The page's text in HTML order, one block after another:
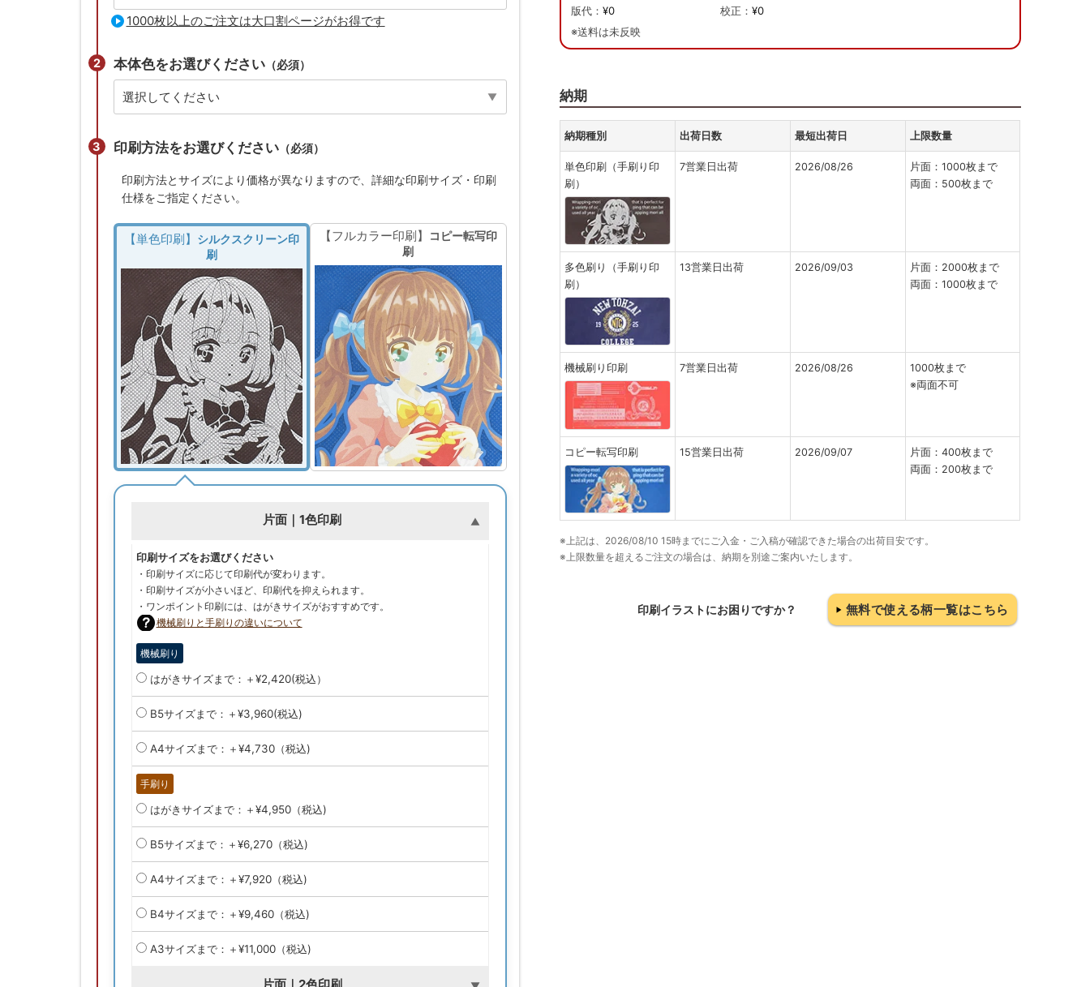
1000枚以上のご注文は大口割ページがお得です
本体色をお選びください（必須）
印刷方法をお選びください（必須）
印刷方法とサイズにより価格が異なりますので、詳細な印刷サイズ・印刷
仕様をご指定ください。
【単色印刷】
シルクスクリーン印
刷
【フルカラー印刷】
コピー転写印
刷
片面｜1色印刷
印刷サイズをお選びください
・印刷サイズに応じて印刷代が変わります。
・印刷サイズが小さいほど、印刷代を抑えられます。
・ワンポイント印刷には、はがきサイズがおすすめです。
機械刷りと手刷りの違いについて
機械刷り
はがきサイズまで：＋¥2,420(税込）
B5サイズまで：＋¥3,960(税込)
A4サイズまで：＋¥4,730（税込)
手刷り
はがきサイズまで：＋¥4,950（税込)
B5サイズまで：＋¥6,270（税込)
A4サイズまで：＋¥7,920（税込)
B4サイズまで：＋¥9,460（税込)
A3サイズまで：＋¥11,000（税込)
版代：¥0 校正： ¥0
※送料は未反映
納期
納期種別 出荷日数 最短出荷日 上限数量
単色印刷（手刷り印
刷）
7営業日出荷 2026/08/26
片面：1000枚まで
両面：500枚まで
多色刷り（手刷り印
刷）
13営業日出荷 2026/09/03
片面：2000枚まで
両面：1000枚まで
機械刷り印刷 7営業日出荷 2026/08/26
1000枚まで
※両面不可
コピー転写印刷 15営業日出荷 2026/09/07
片面：400枚まで
両面：200枚まで
※上記は、2026/08/10 15時までにご入金・ご入稿が確認できた場合の出荷目安です。
※上限数量を超えるご注文の場合は、納期を別途ご案内いたします。
印刷イラストにお困りですか？ 無料で使える柄一覧はこちら